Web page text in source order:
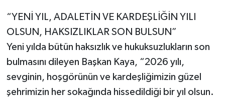
“YENİ YIL, ADALETİN VE KARDEŞLİĞİN YILI
OLSUN, HAKSIZLIKLAR SON BULSUN”
Yeni yılda bütün haksızlık ve hukuksuzlukların son
bulmasını dileyen Başkan Kaya, “2026 yılı,
sevginin, hoşgörünün ve kardeşliğimizin güzel
şehrimizin her sokağında hissedildiği bir yıl olsun.